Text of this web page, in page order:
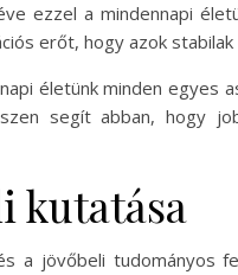
ezzel a mindennapi
erőt, hogy azok
életünk minden egyes
segít abban, hogy
kutatása
a jövőbeli tudományos